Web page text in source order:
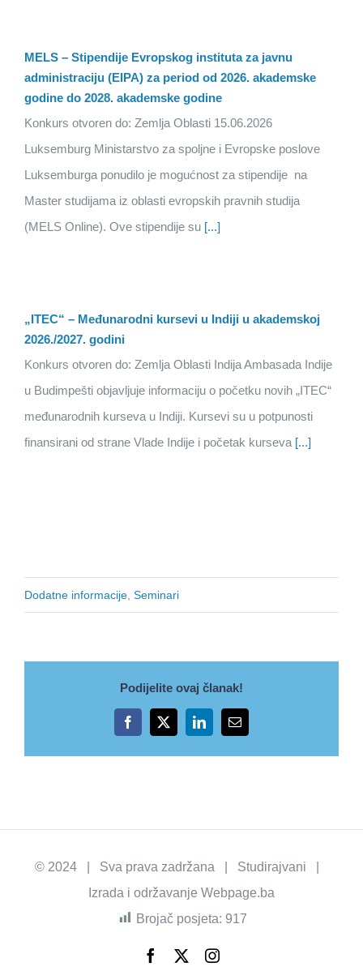
MELS – Stipendije Evropskog instituta za javnu
administraciju (EIPA) za period od 2026. akademske
godine do 2028. akademske godine
Konkurs otvoren do: Zemlja Oblasti 15.06.2026
Luksemburg Ministarstvo za spoljne i Evropske poslove
Luksemburga ponudilo je mogućnost za stipendije na
Master studijama iz oblasti evropskih pravnih studija
(MELS Online). Ove stipendije su [...]
„ITEC“ – Međunarodni kursevi u Indiji u akademskoj
2026./2027. godini
Konkurs otvoren do: Zemlja Oblasti Indija Ambasada Indije
u Budimpešti objavljuje informaciju o početku novih „ITEC“
međunarodnih kurseva u Indiji. Kursevi su u potpunosti
finansirani od strane Vlade Indije i početak kurseva [...]
Dodatne informacije, Seminari
Podijelite ovaj članak!
Facebook
X LinkedInEmail
© 2024 | Sva prava zadržana | Studirajvani |
Izrada i održavanje Webpage.ba
Brojač posjeta: 917
Facebook Instagram